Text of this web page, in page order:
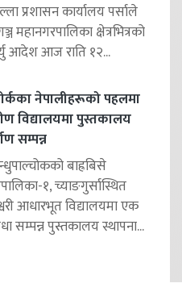
प्रशासन कार्यालय पर्साले
महानगरपालिका क्षेत्रभित्रको
आदेश आज राति १२...
नेपालीहरूको पहलमा
विद्यालयमा पुस्तकालय
सम्पन्न
बाह्रबिसे
१, च्याङगुर्सास्थित
आधारभूत विद्यालयमा एक
सम्पन्न पुस्तकालय स्थापना...